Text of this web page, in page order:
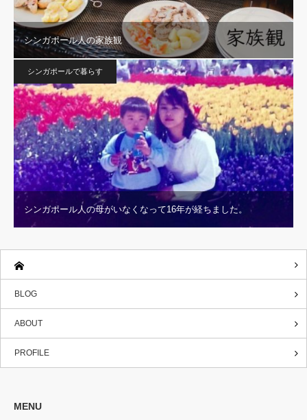
シンガポール人の家族観
シンガポールで暮らす
シンガポール人の母がいなくなって16年が経ちました。
BLOG
ABOUT
PROFILE
MENU